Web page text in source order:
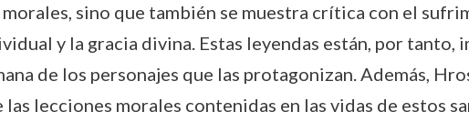
sino que también se muestra crítica con el
y la gracia divina. Estas leyendas están, por tanto,
de los personajes que las protagonizan. Además,
las lecciones morales contenidas en las vidas de estos